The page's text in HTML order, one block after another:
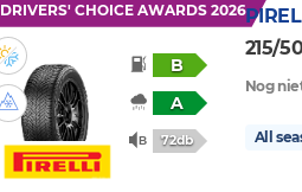
DRIVERS' CHOICE AWARDS 2026
B
A
72db
215/
Nog
All